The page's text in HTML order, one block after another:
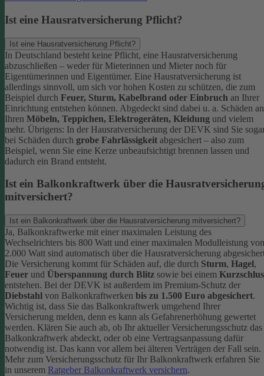
Ist eine Hausratversicherung Pflicht?
Ist eine Hausratversicherung Pflicht?
In Deutschland besteht keine Pflicht, eine Hausratversicherung
abzuschließen – weder für Mieterinnen und Mieter noch für
Eigentümerinnen und Eigentümer. Eine Hausratversicherung ist
allerdings sinnvoll, um sich vor hohen Kosten zu schützen, die zum
Beispiel durch Feuer, Sturm, Kabelbrand oder Einbruch an Ihrer
Einrichtung entstehen können. Abgedeckt sind dabei u. a. Schäden an
Ihren Möbeln, Teppichen, Elektrogeräten, Kleidung und vielem
mehr. Übrigens: In der Hausratversicherung der DEVK sind Sie
bei Schäden durch grobe Fahrlässigkeit abgesichert – also zum
Beispiel, wenn Sie eine Kerze unbeaufsichtigt brennen lassen und
dadurch ein Brand entsteht.
Ist ein Balkonkraftwerk über die
mitversichert?
Ist ein Balkonkraftwerk über die Hausratversicherung mitversichert?
Ja, Balkonkraftwerke mit einer maximalen Leistung des
Wechselrichters bis 800 Watt und einer maximalen Modulleistung von
2.000 Watt sind automatisch über die Hausratversicherung
Die Versicherung kommt für Schäden auf, die durch Sturm, Hagel,
Feuer und Überspannung durch Blitz sowie bei einem
entstehen. Bei der DEVK ist außerdem im Premium-Schutz der
Diebstahl von Balkonkraftwerken bis zu 1.500 Euro abgesichert.
Wichtig ist, dass Sie das Balkonkraftwerk umgehend Ihrer
Versicherung melden, denn es kann als Gefahrenerhöhung gewertet
werden. Klären Sie auch ab, ob Ihr aktueller Versicherungsschutz das
Balkonkraftwerk abdeckt, oder ob eine Vertragsanpassung dafür
notwendig ist. Das kann vor allem bei älteren Verträgen der Fall sein.
Mehr zum Versicherungsschutz für Ihr Balkonkraftwerk erfahren Sie
in unserem Ratgeber Balkonkraftwerk versichern.